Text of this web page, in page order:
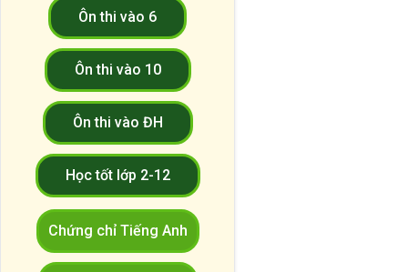
Ôn thi vào 6
Ôn thi vào 10
Ôn thi vào ĐH
Học tốt lớp 2-12
Chứng chỉ Tiếng Anh